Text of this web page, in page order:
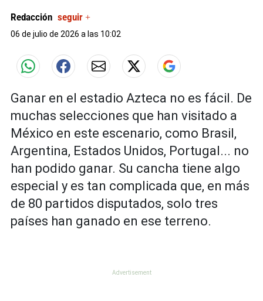
Redacción seguir +
06 de julio de 2026 a las 10:02
Ganar en el estadio Azteca no es fácil. De
muchas selecciones que han visitado a
México en este escenario, como Brasil,
Argentina, Estados Unidos, Portugal... no
han podido ganar. Su cancha tiene algo
especial y es tan complicada que, en más
de 80 partidos disputados, solo tres
países han ganado en ese terreno.